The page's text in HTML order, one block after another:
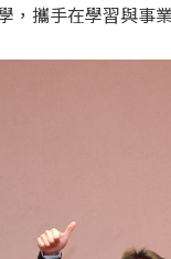
，攜手在學習與事